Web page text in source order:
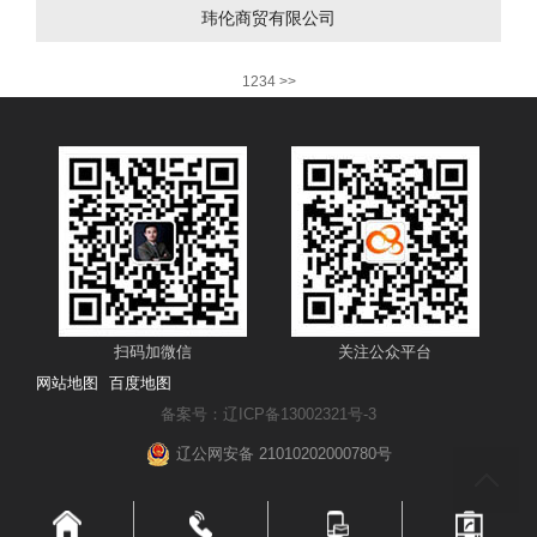
玮伦商贸有限公司
1 234 >>
扫码加微信
关注公众平台
网站地图
百度地图
备案号：辽ICP备13002321号-3
辽公网安备 21010202000780号